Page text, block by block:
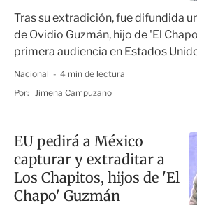
Tras su extradición, fue difundida
de Ovidio Guzmán, hijo de 'El
primera audiencia en Estados
Nacional
4 min de lectura
Por: Jimena Campuzano
EU pedirá a México
capturar y extraditar a
Los Chapitos, hijos de 'El
Chapo' Guzmán